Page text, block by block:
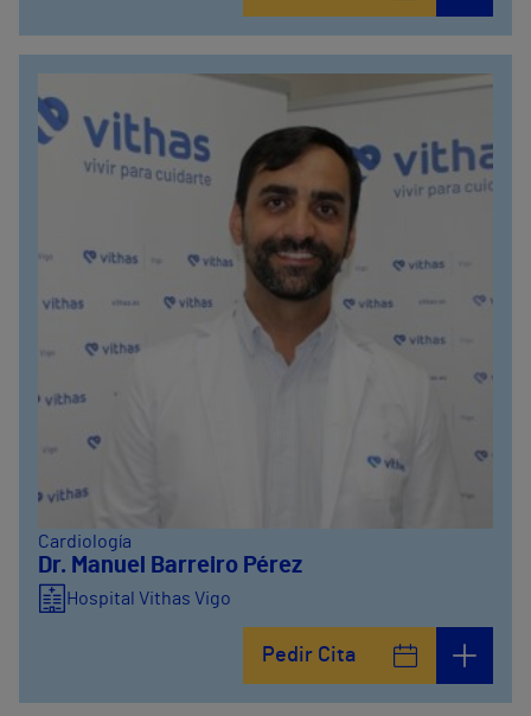
Cardiología
Dr. Manuel Barreiro Pérez
Hospital Vithas Vigo
Pedir Cita